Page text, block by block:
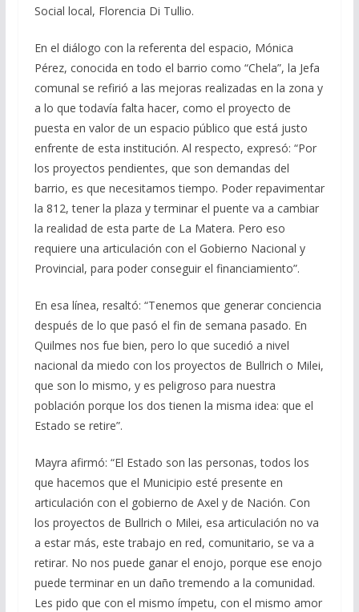
Social local, Florencia Di Tullio.
En el diálogo con la referenta del espacio, Mónica
Pérez, conocida en todo el barrio como “Chela”, la Jefa
comunal se refirió a las mejoras realizadas en la zona y
a lo que todavía falta hacer, como el proyecto de
puesta en valor de un espacio público que está justo
enfrente de esta institución. Al respecto, expresó: “Por
los proyectos pendientes, que son demandas del
barrio, es que necesitamos tiempo. Poder repavimentar
la 812, tener la plaza y terminar el puente va a cambiar
la realidad de esta parte de La Matera. Pero eso
requiere una articulación con el Gobierno Nacional y
Provincial, para poder conseguir el financiamiento”.
En esa línea, resaltó: “Tenemos que generar conciencia
después de lo que pasó el fin de semana pasado. En
Quilmes nos fue bien, pero lo que sucedió a nivel
nacional da miedo con los proyectos de Bullrich o Milei,
que son lo mismo, y es peligroso para nuestra
población porque los dos tienen la misma idea: que el
Estado se retire”.
Mayra afirmó: “El Estado son las personas, todos los
que hacemos que el Municipio esté presente en
articulación con el gobierno de Axel y de Nación. Con
los proyectos de Bullrich o Milei, esa articulación no va
a estar más, este trabajo en red, comunitario, se va a
retirar. No nos puede ganar el enojo, porque ese enojo
puede terminar en un daño tremendo a la comunidad.
Les pido que con el mismo ímpetu, con el mismo amor